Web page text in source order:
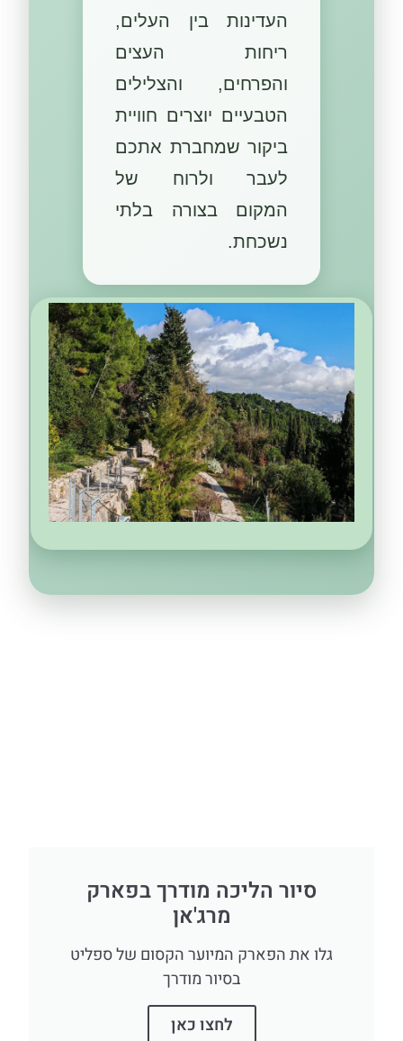
העדינות בין העלים,
ריחות העצים
והפרחים, והצלילים
הטבעיים יוצרים חוויית
ביקור שמחברת אתכם
לעבר ולרוח של
המקום בצורה בלתי
נשכחת.
סיור הליכה מודרך בפארק
מרג'אן
גלו את הפארק המיוער הקסום של ספליט
בסיור מודרך
לחצו כאן